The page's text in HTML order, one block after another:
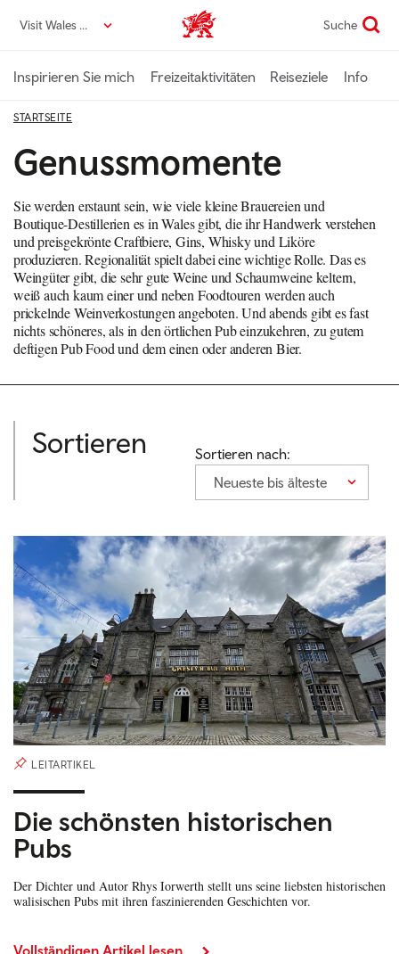
zumVisit Wales DE VisitWales home Suche
Inspirieren Sie mich Freizeitaktivitäten Reiseziele Info
STARTSEITE
Genussmomente
Sie werden erstaunt sein, wie viele kleine Brauereien und
Boutique-Destillerien es in Wales gibt, die ihr Handwerk verstehen
und preisgekrönte Craftbiere, Gins, Whisky und Liköre
produzieren. Regionalität spielt dabei eine wichtige Rolle. Das es
Weingüter gibt, die sehr gute Weine und Schaumweine keltern,
weiß auch kaum einer und neben Foodtouren werden auch
prickelnde Weinverkostungen angeboten. Und abends gibt es fast
nichts schöneres, als in den örtlichen Pub einzukehren, zu gutem
deftigen Pub Food und dem einen oder anderen Bier.
Sortieren
Sortieren nach:
Neueste bis älteste
LEITARTIKEL
Die schönsten historischen
Pubs
Der Dichter und Autor Rhys Iorwerth stellt uns seine liebsten historischen
walisischen Pubs mit ihren faszinierenden Geschichten vor.
Vollständigen Artikel lesen